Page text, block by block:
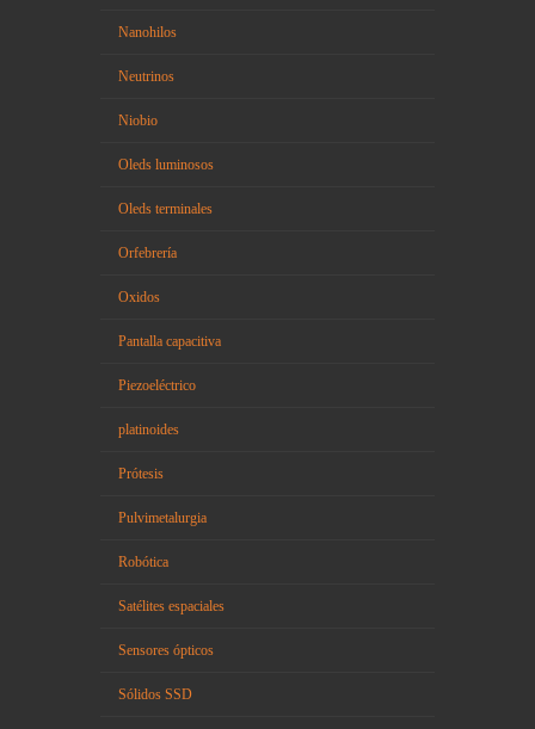
Nanohilos
Neutrinos
Niobio
Oleds luminosos
Oleds terminales
Orfebrería
Oxidos
Pantalla capacitiva
Piezoeléctrico
platinoides
Prótesis
Pulvimetalurgia
Robótica
Satélites espaciales
Sensores ópticos
Sólidos SSD